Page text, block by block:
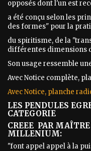
opposés dont l'un est
a été conçu selon les
des formes" pour la
du spiritisme, de la
différentes dimensions
Son usage ressemble
Avec Notice complète,
Avec Notice, planche
LES PENDULES
CATEGORIE
CREEE PAR
MILLENIUM:
"font appel appel à la